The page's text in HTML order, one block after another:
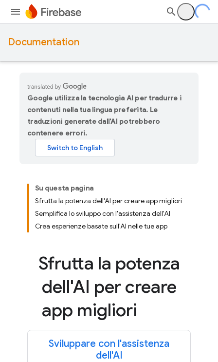
Documentation
Google utilizza la tecnologia AI per tradurre i
contenuti nella tua lingua preferita. Le
traduzioni generate dall'AI potrebbero
contenere errori.
Su questa pagina
Sfrutta la potenza dell'AI per creare app migliori
Semplifica lo sviluppo con l'assistenza dell'AI
Crea esperienze basate sull'AI nelle tue app
Sfrutta la potenza
dell'AI per creare
app migliori
Sviluppare con l'assistenza
dell'AI